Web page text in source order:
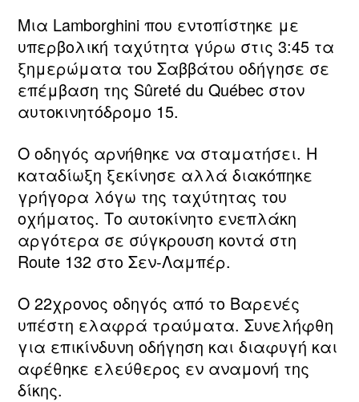
Μια Lamborghini που εντοπίστηκε με
υπερβολική ταχύτητα γύρω στις 3:45 τα
ξημερώματα του Σαββάτου οδήγησε σε
επέμβαση της Sûreté du Québec στον
αυτοκινητόδρομο 15.
Ο οδηγός αρνήθηκε να σταματήσει. Η
καταδίωξη ξεκίνησε αλλά διακόπηκε
γρήγορα λόγω της ταχύτητας του
οχήματος. Το αυτοκίνητο ενεπλάκη
αργότερα σε σύγκρουση κοντά στη
Route 132 στο Σεν‑Λαμπέρ.
Ο 22χρονος οδηγός από το Βαρενές
υπέστη ελαφρά τραύματα. Συνελήφθη
για επικίνδυνη οδήγηση και διαφυγή και
αφέθηκε ελεύθερος εν αναμονή της
δίκης.